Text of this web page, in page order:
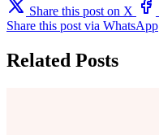
Share this post on X
Share this post via WhatsApp
Related Posts